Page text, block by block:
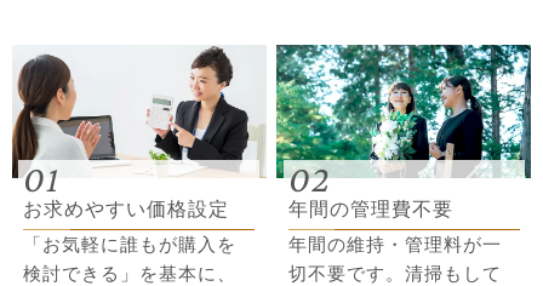
01
お求めやすい価格設定
「お気軽に誰もが購入を
検討できる」を基本に、
02
年間の管理費不要
年間の維持・管理料が一
切不要です。清掃もして